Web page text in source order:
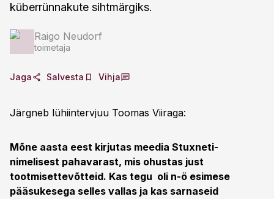
küberrünnakute sihtmärgiks.
Raigo Neudorf
toimetaja
Jaga Salvesta Vihja
Järgneb lühiintervjuu Toomas Viiraga:
Mõne aasta eest kirjutas meedia Stuxneti-
nimelisest pahavarast, mis ohustas just
tootmisettevõtteid. Kas tegu oli n-ö esimese
pääsukesega selles vallas ja kas sarnaseid